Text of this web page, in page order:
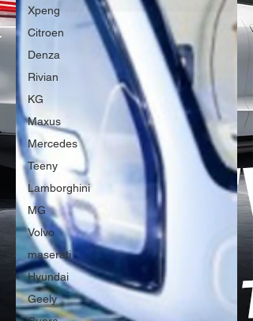
Xpeng
Citroen
Denza
Rivian
KG
Maxus
Mercedes
Teeny
Lamborghini
MG
Volvo
maserati
Hyundai
Geely